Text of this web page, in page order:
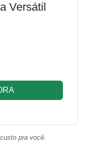
Versátil
pra você.